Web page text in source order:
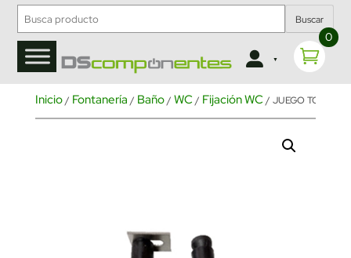
Buscar
0
Inicio/ Fontanería / Baño/ WC / Fijación WC / JUEGO